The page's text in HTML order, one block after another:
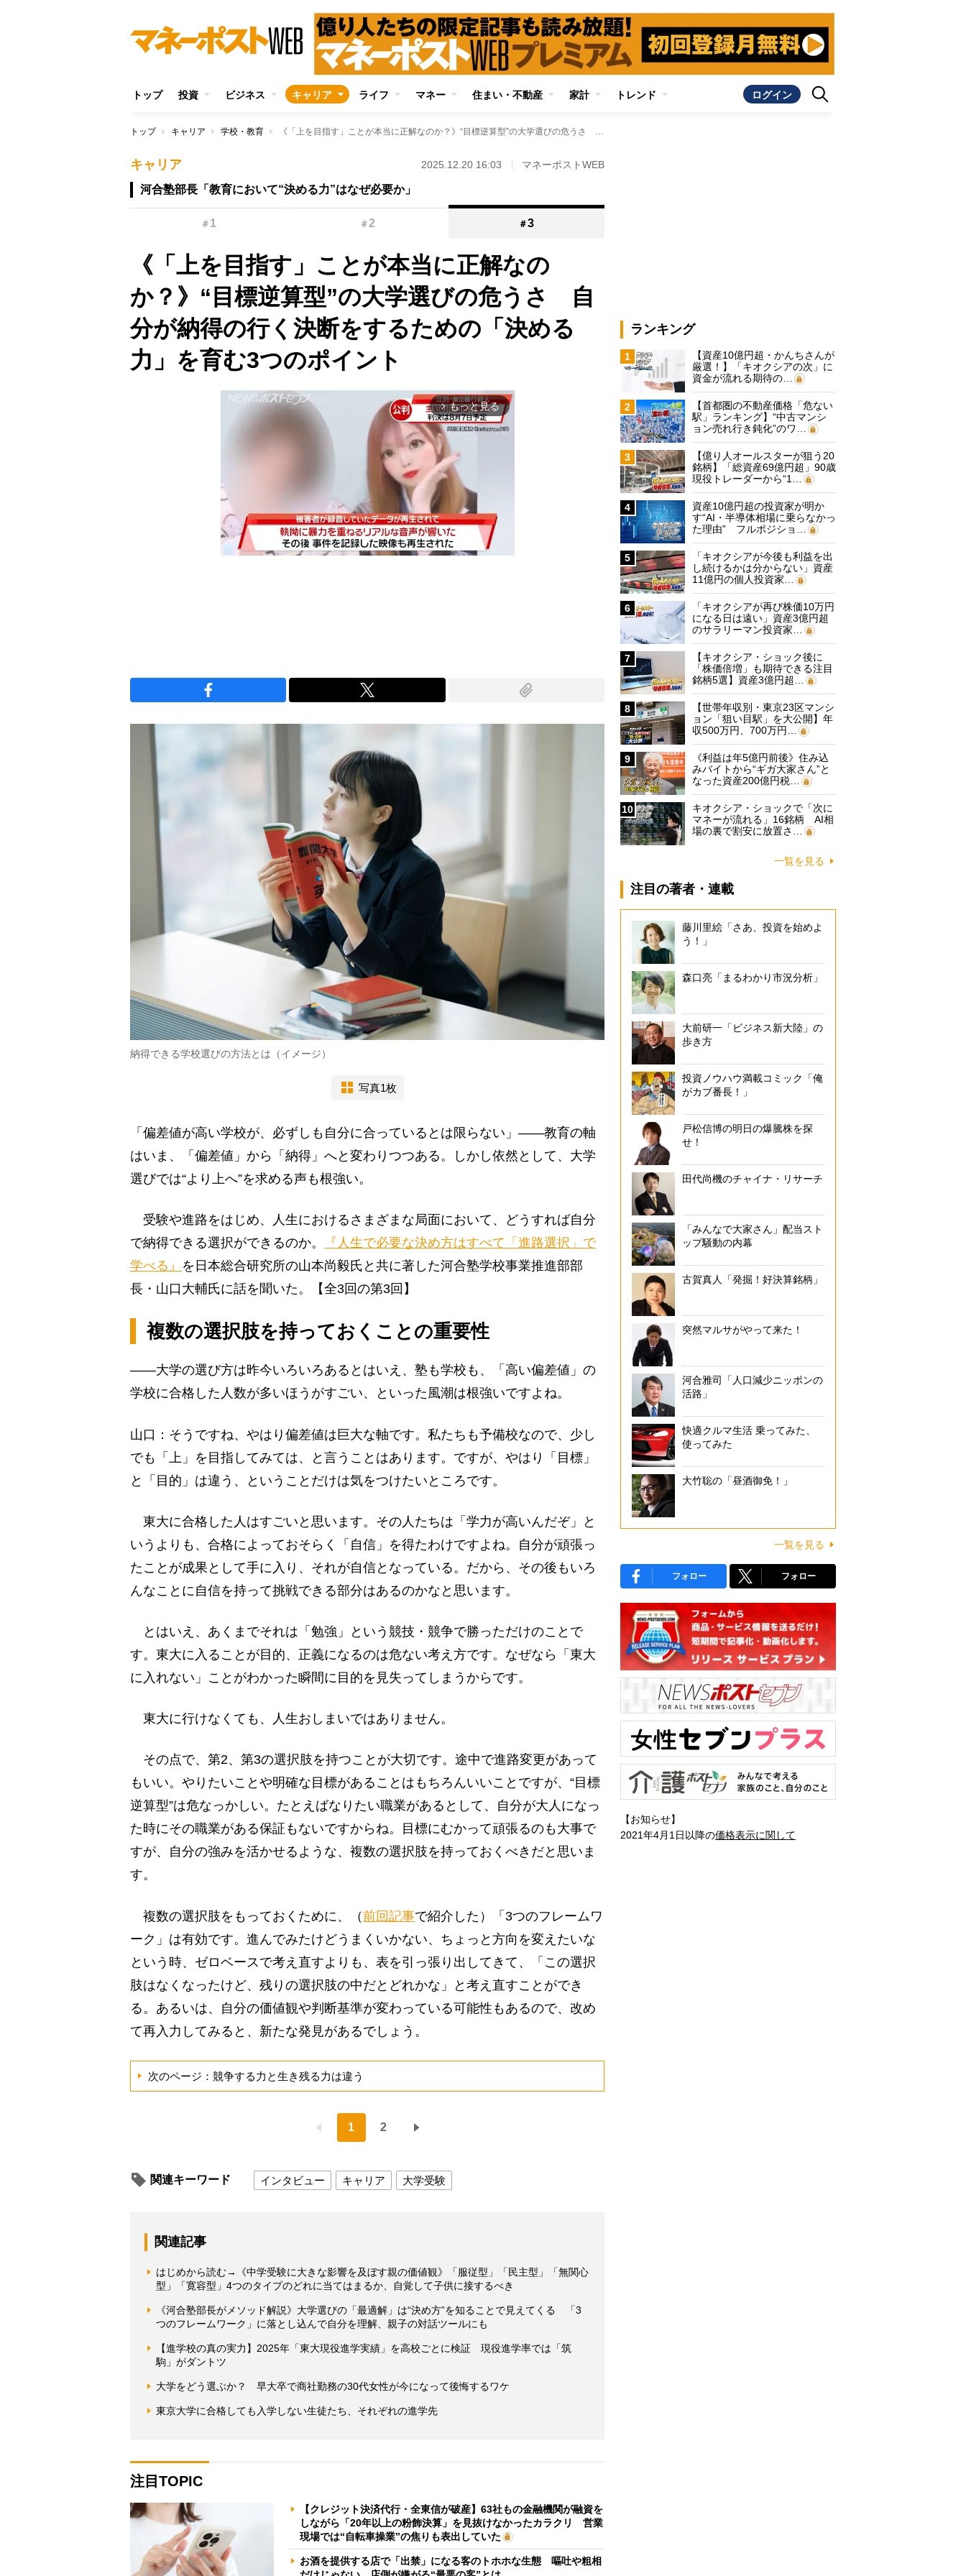
トップ 投資 ビジネス キャリア ライフ マネー 住まい・不動産 家計 トレンド ログイン
トップ キャリア 学校・教育 《「上を目指す」ことが本当に正解なのか？》“目標逆算型”の大学選びの危うさ 自分が納得の行く決断をするための「決める力」を育む3つのポイント
キャリア 2025.12.20 16:03 マネーポストWEB
河合塾部長「教育において“決める力”はなぜ必要か」
＃ 1 ＃2 ＃3
《「上を目指す」ことが本当に正解なの
か？》“目標逆算型”の大学選びの危うさ 自
分が納得の行く決断をするための「決める
力」を育む3つのポイント
arrow_forward_ios もっと見る
納得できる学校選びの方法とは（イメージ）
写真1枚
「偏差値が高い学校が、必ずしも自分に合っているとは限らない」――教育の軸
はいま、「偏差値」から「納得」へと変わりつつある。しかし依然として、大学
選びでは“より上へ”を求める声も根強い。
受験や進路をはじめ、人生におけるさまざまな局面において、どうすれば自分
で納得できる選択ができるのか。
『人生で必要な決め方はすべて「進路選択」で
学べる』 を日本総合研究所の山本尚毅氏と共に著した河合塾学校事業推進部部
長・山口大輔氏に話を聞いた。【全3回の第3回】
複数の選択肢を持っておくことの重要性
――大学の選び方は昨今いろいろあるとはいえ、塾も学校も、「高い偏差値」の
学校に合格した人数が多いほうがすごい、といった風潮は根強いですよね。
山口：そうですね、やはり偏差値は巨大な軸です。私たちも予備校なので、少し
でも「上」を目指してみては、と言うことはあります。ですが、やはり「目標」
と「目的」は違う、ということだけは気をつけたいところです。
東大に合格した人はすごいと思います。その人たちは「学力が高いんだぞ」と
いうよりも、合格によっておそらく「自信」を得たわけですよね。自分が頑張っ
たことが成果として手に入り、それが自信となっている。だから、その後もいろ
んなことに自信を持って挑戦できる部分はあるのかなと思います。
とはいえ、あくまでそれは「勉強」という競技・競争で勝っただけのことで
す。東大に入ることが目的、正義になるのは危ない考え方です。なぜなら「東大
に入れない」ことがわかった瞬間に目的を見失ってしまうからです。
東大に行けなくても、人生おしまいではありません。
その点で、第2、第3の選択肢を持つことが大切です。途中で進路変更があって
もいい。やりたいことや明確な目標があることはもちろんいいことですが、“目標
逆算型”は危なっかしい。たとえばなりたい職業があるとして、自分が大人になっ
た時にその職業がある保証もないですからね。目標にむかって頑張るのも大事で
すが、自分の強みを活かせるような、複数の選択肢を持っておくべきだと思いま
す。
複数の選択肢をもっておくために、（前回記事で紹介した）「3つのフレームワ
ーク」は有効です。進んでみたけどうまくいかない、ちょっと方向を変えたいな
という時、ゼロベースで考え直すよりも、表を引っ張り出してきて、「この選択
肢はなくなったけど、残りの選択肢の中だとどれかな」と考え直すことができ
る。あるいは、自分の価値観や判断基準が変わっている可能性もあるので、改め
て再入力してみると、新たな発見があるでしょう。
次のページ：競争する力と生き残る力は違う
1 2
関連キーワード インタビュー キャリア 大学受験
関連記事
はじめから読む→《中学受験に大きな影響を及ぼす親の価値観》「服従型」「民主型」「無関心
型」「寛容型」4つのタイプのどれに当てはまるか、自覚して子供に接するべき
《河合塾部長がメソッド解説》大学選びの「最適解」は“決め方”を知ることで見えてくる 「3
つのフレームワーク」に落とし込んで自分を理解、親子の対話ツールにも
【進学校の真の実力】2025年「東大現役進学実績」を高校ごとに検証 現役進学率では「筑
駒」がダントツ
大学をどう選ぶか？ 早大卒で商社勤務の30代女性が今になって後悔するワケ
東京大学に合格しても入学しない生徒たち、それぞれの進学先
注目TOPIC
【クレジット決済代行・全東信が破産】63社もの金融機関が融資を
しながら「20年以上の粉飾決算」を見抜けなかったカラクリ 営業
現場では“自転車操業”の焦りも表出していた
お酒を提供する店で「出禁」になる客のトホホな生態 嘔吐や粗相
ランキング
1
【資産10億円超・かんちさんが
厳選！】「キオクシアの次」に
資金が流れる期待の…
2
【首都圏の不動産価格「危ない
駅」ランキング】“中古マンシ
ョン売れ行き鈍化”のワ…
3
【億り人オールスターが狙う20
銘柄】「総資産69億円超」90歳
現役トレーダーから“1…
4
資産10億円超の投資家が明か
す“AI・半導体相場に乗らなかっ
た理由” フルポジショ…
5
「キオクシアが今後も利益を出
し続けるかは分からない」資産
11億円の個人投資家…
6
「キオクシアが再び株価10万円
になる日は遠い」資産3億円超
のサラリーマン投資家…
7
【キオクシア・ショック後に
「株価倍増」も期待できる注目
銘柄5選】資産3億円超…
8
【世帯年収別・東京23区マンシ
ョン「狙い目駅」を大公開】年
収500万円、700万円…
9
《利益は年5億円前後》住み込
みバイトから“ギガ大家さん”と
なった資産200億円税…
10
キオクシア・ショックで「次に
マネーが流れる」16銘柄 AI相
場の裏で割安に放置さ…
一覧を見る
注目の著者・連載
藤川里絵「さあ、投資を始めよ
う！」
森口亮「まるわかり市況分析」
大前研一「ビジネス新大陸」の
歩き方
投資ノウハウ満載コミック「俺
がカブ番長！」
戸松信博の明日の爆騰株を探
せ！
田代尚機のチャイナ・リサーチ
「みんなで大家さん」配当スト
ップ騒動の内幕
古賀真人「発掘！好決算銘柄」
突然マルサがやって来た！
河合雅司「人口減少ニッポンの
活路」
快適クルマ生活 乗ってみた、
使ってみた
大竹聡の「昼酒御免！」
一覧を見る
フォロー フォロー
【お知らせ】
2021年4月1日以降の価格表示に関して